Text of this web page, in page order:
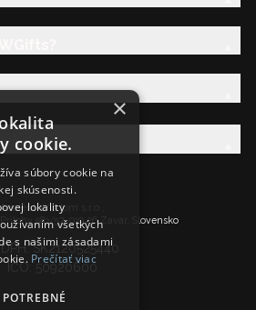
Ancient Wisdom s.r.o.,
583/57, 919 26 Zavar, Slovensko
SK2120525440
IČO: 50920600
×
cookie.
súbory cookie na
skúsenosti.
lokality
všetkých
s našimi zásadami
Prečítať viac